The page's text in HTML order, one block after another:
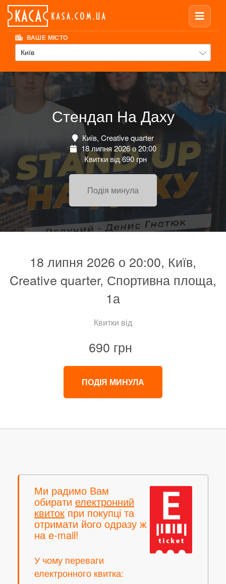
ВАШЕ МІСТО
Київ
Стендап На Даху
Київ, Creative quarter
18 липня 2026 о 20:00
Квитки від 690 грн
Подія минула
18 липня 2026 о 20:00, Київ,
Creative quarter, Спортивна площа,
1а
Квитки від
690 грн
ПОДІЯ МИНУЛА
Ми радимо Вам
обирати електронний
квиток при покупці та
отримати його одразу ж
на e-mail!
У чому переваги
електронного квитка: